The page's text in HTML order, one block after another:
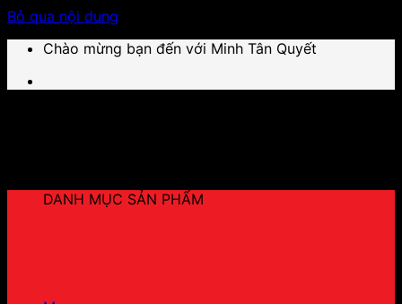
Bỏ qua nội dung
Chào mừng bạn đến với Minh Tân Quyết
DANH MỤC SẢN PHẨM